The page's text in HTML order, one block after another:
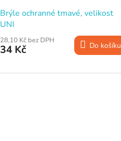
Brýle ochranné tmavé, velikost
UNI
28,10 Kč bez DPH
34 Kč Do košíku